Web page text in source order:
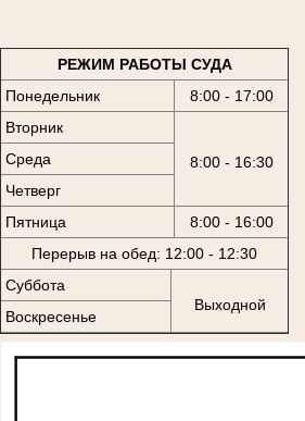
РЕЖИМ РАБОТЫ СУДА
Понедельник
8:00 - 17:00
Вторник
8:00 - 16:30
Среда
Четверг
Пятница
8:00 - 16:00
Перерыв на обед: 12:00 - 12:30
Суббота
Выходной
Воскресенье